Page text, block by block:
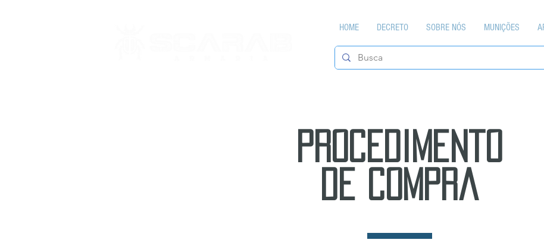
HOME DECRETO SOBRE NÓS MUNIÇÕES
procedimento
de compra